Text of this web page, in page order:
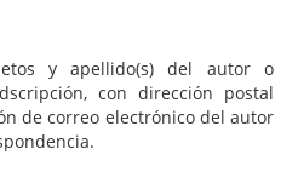
y apellido(s) del autor o
con dirección postal
de correo electrónico del autor